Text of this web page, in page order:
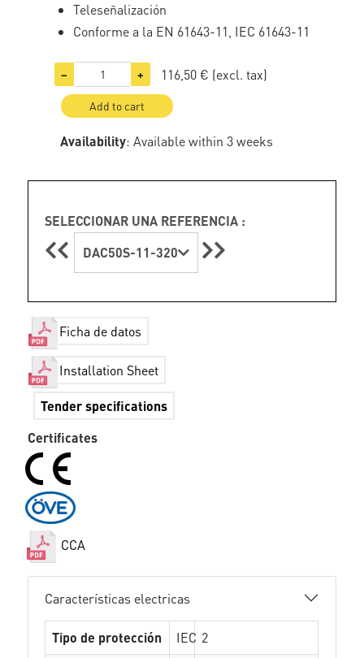
Teleseñalización
Conforme a la EN 61643-11, IEC 61643-11
− + 116,50 € (excl. tax)
Add to cart
Availability: Available within 3 weeks
SELECCIONAR UNA REFERENCIA :
DAC50S-11-320
Ficha de datos
Installation Sheet
Tender specifications
Certificates
CCA
Características electricas
Tipo de protección IEC 2